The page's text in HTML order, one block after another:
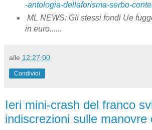
-antologia-dellaforisma-serbo-
ML NEWS: Gli stessi fondi Ue
in euro......
alle 12:27:00
Condividi
Ieri mini-crash del franco
indiscrezioni sulle manovre